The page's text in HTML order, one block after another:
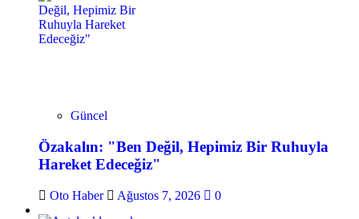
Güncel
Özakalın: "Ben Değil, Hepimiz Bir Ruhuyla
Hareket Edeceğiz"
Oto Haber Ağustos 7, 2026 0